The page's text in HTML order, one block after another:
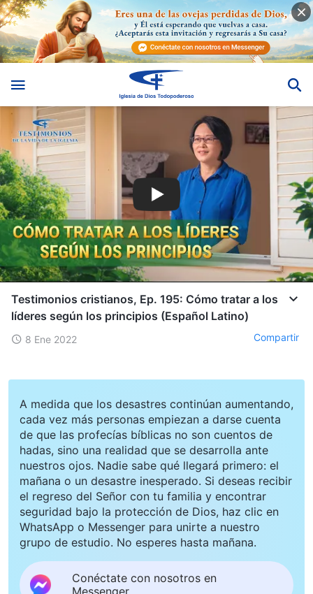
Testimonios cristianos, Ep. 195: Cómo tratar a los
líderes según los principios (Español Latino)
8 Ene 2022 Compartir
A medida que los desastres continúan aumentando,
cada vez más personas empiezan a darse cuenta
de que las profecías bíblicas no son cuentos de
hadas, sino una realidad que se desarrolla ante
nuestros ojos. Nadie sabe qué llegará primero: el
mañana o un desastre inesperado. Si deseas recibir
el regreso del Señor con tu familia y encontrar
seguridad bajo la protección de Dios, haz clic en
WhatsApp o Messenger para unirte a nuestro
grupo de estudio. No esperes hasta mañana.
Conéctate con nosotros en
Messenger